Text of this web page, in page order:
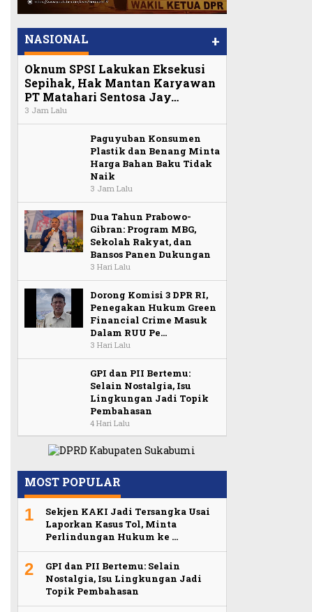
NASIONAL +
Oknum SPSI Lakukan Eksekusi
Sepihak, Hak Mantan Karyawan
PT Matahari Sentosa Jay…
3 Jam Lalu
Paguyuban Konsumen
Plastik dan Benang Minta
Harga Bahan Baku Tidak
Naik
3 Jam Lalu
Dua Tahun Prabowo-
Gibran: Program MBG,
Sekolah Rakyat, dan
Bansos Panen Dukungan
3 Hari Lalu
Dorong Komisi 3 DPR RI,
Penegakan Hukum Green
Financial Crime Masuk
Dalam RUU Pe…
3 Hari Lalu
GPI dan PII Bertemu:
Selain Nostalgia, Isu
Lingkungan Jadi Topik
Pembahasan
4 Hari Lalu
MOST POPULAR
1
Sekjen KAKI Jadi Tersangka Usai
Laporkan Kasus Tol, Minta
Perlindungan Hukum ke …
2
GPI dan PII Bertemu: Selain
Nostalgia, Isu Lingkungan Jadi
Topik Pembahasan